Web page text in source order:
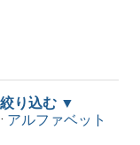
り込む
· アルファベット